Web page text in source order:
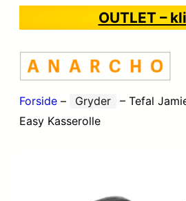
OUTLET –
Forside – Gryder – Tefal
Easy Kasserolle